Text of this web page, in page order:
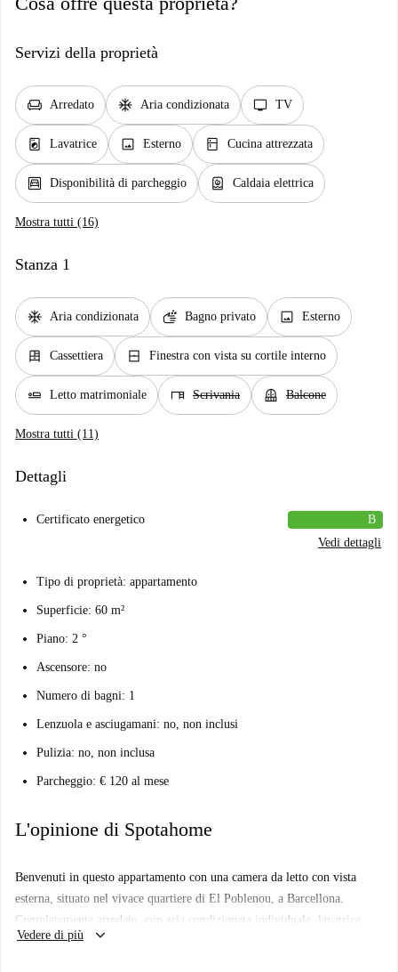
Servizi della proprietà
chair Arredato ac_unit Aria condizionata tv TV
local_laundry_service Lavatrice image Esterno kitchen Cucina attrezzata
garage Disponibilità di parcheggio water_heater Caldaia elettrica
Mostra tutti (16)
Stanza 1
ac_unit Aria condizionata soap Bagno privato image Esterno
dresser Cassettiera window_closed Finestra con vista su cortile interno
airline_seat_flat Letto matrimoniale desk Scrivania balcony Balcone
Mostra tutti (11)
Dettagli
Certificato energetico
B
Vedi dettagli
Tipo di proprietà: appartamento
Superficie: 60 m²
Piano: 2 °
Ascensore: no
Numero di bagni: 1
Lenzuola e asciugamani: no, non inclusi
Pulizia: no, non inclusa
Parcheggio: € 120 al mese
L'opinione di Spotahome
Benvenuti in questo appartamento con una camera da letto con vista
esterna, situato nel vivace quartiere di El Poblenou, a Barcellona.
Completamente arredato, con aria condizionata individuale, lavatrice
privata e cucina completamente attrezzata con forno, questo
Vedere di più keyboard_arrow_down